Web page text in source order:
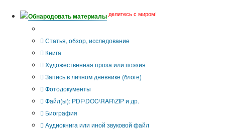
Обнародовать материалы делитесь с миром!
Статья, обзор, исследование
Книга
Художественная проза или поэзия
Запись в личном дневнике (блоге)
Фотодокументы
Файл(ы): PDF\DOC\RAR\ZIP и др.
Биография
Аудиокнига или иной звуковой файл